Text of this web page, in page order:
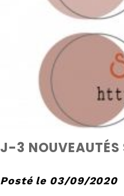
J-3 NOUVEAUTÉS
Posté le 03/09/2020